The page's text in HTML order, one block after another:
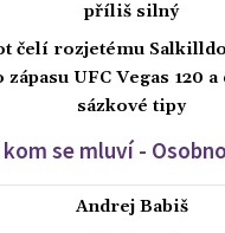
příliš silný
čelí rozjetému
UFC Vegas 120
sázkové tipy
kom se mluví -
Andrej Babiš